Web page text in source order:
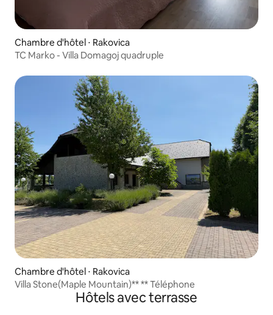
Chambre d'hôtel ⋅ Rakovica
TC Marko - Villa Domagoj quadruple
Chambre d'hôtel ⋅ Rakovica
Villa Stone(Maple Mountain)** ** Téléphone
Hôtels avec terrasse